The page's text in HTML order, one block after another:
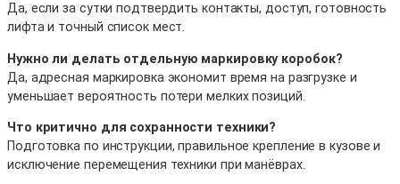
Да, если за сутки подтвердить контакты, доступ, готовность
лифта и точный список мест.
Нужно ли делать отдельную маркировку коробок?
Да, адресная маркировка экономит время на разгрузке и
уменьшает вероятность потери мелких позиций.
Что критично для сохранности техники?
Подготовка по инструкции, правильное крепление в кузове и
исключение перемещения техники при манёврах.